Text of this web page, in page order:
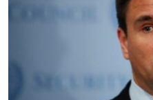
ЯК ОБІЙТИ БЛОКУВАННЯ
Русский